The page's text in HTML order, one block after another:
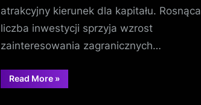
atrakcyjny kierunek dla kapitału. Rosnąca
liczba inwestycji sprzyja wzrost
zainteresowania zagranicznych…
Read More“Czy
warto
»